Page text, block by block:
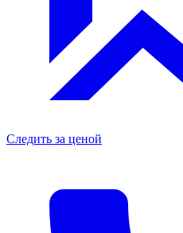
Следить за ценой